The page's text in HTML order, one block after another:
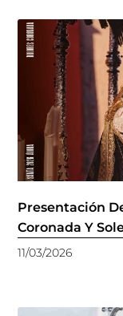
Presentación
Coronada Y
11/03/2026